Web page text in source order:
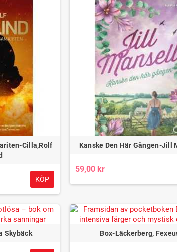
–
skor
Tunna läder-halvsulor för framfoten
för bättre passform – Springyard
Leather Front
pocketböcker och upptäck nya författare,
du är en hängiven bokslukare eller letar efter din
med våra
pocketböcker– perfekta att ta med
passar lika bra hemma som på resan.
skönlitteratur, spänning eller fakta, har vi
bokhylla!
Utforska våra
Cilla,Rolf
KÖP
Kanske Den Här Gången-Jill
59,00 kr
Skybäck Box-Läckerberg,